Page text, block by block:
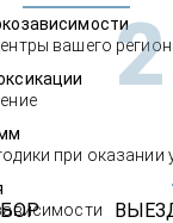
вашего
при оказании
2